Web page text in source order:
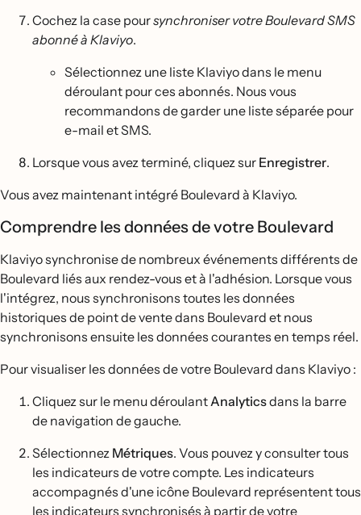
Cochez la case poursynchroniser votre Boulevard SMS
abonné à Klaviyo.
Sélectionnez une liste Klaviyo dans le menu
déroulant pour ces abonnés. Nous vous
recommandons de garder une liste séparée pour
e-mail et SMS.
Lorsque vous avez terminé, cliquez sur Enregistrer.
Vous avez maintenant intégré Boulevard à Klaviyo.
Comprendre les données de votre Boulevard
Klaviyo synchronise de nombreux événements différents de
Boulevard liés aux rendez-vous et à l'adhésion. Lorsque vous
l'intégrez, nous synchronisons toutes les données
historiques de point de vente dans Boulevard et nous
synchronisons ensuite les données courantes en temps réel.
Pour visualiser les données de votre Boulevard dans Klaviyo :
Cliquez sur le menu déroulantAnalyticsdans la barre
de navigation de gauche.
Sélectionnez Métriques. Vous pouvez y consulter tous
les indicateurs de votre compte. Les indicateurs
accompagnés d'une icône Boulevard représentent tous
les indicateurs synchronisés à partir de votre